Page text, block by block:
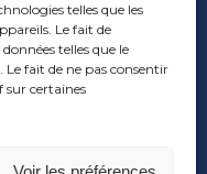
telles que les
Le fait de
telles que le
fait de ne pas consentir
sur certaines